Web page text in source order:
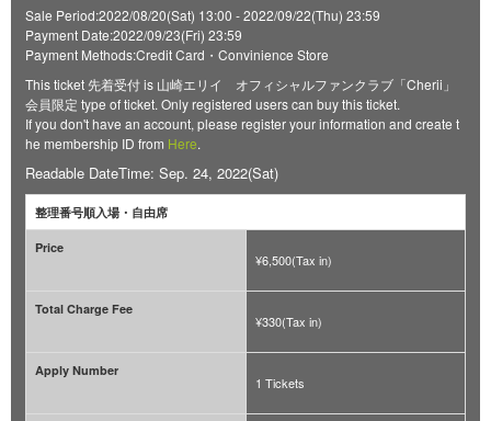
Sale Period:2022/08/20(Sat) 13:00 - 2022/09/22(Thu) 23:59
Payment Date:2022/09/23(Fri) 23:59
Payment Methods:Credit Card・Convinience Store
This ticket 先着受付 is 山崎エリイ オフィシャルファンクラブ「Cherii」
会員限定 type of ticket. Only registered users can buy this ticket.
If you don't have an account, please register your information and create t
he membership ID from Here.
Readable DateTime: Sep. 24, 2022(Sat)
整理番号順入場・自由席
Price
¥6,500(Tax in)
Total Charge Fee
¥330(Tax in)
Apply Number
1 Tickets